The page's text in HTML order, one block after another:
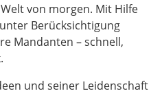
von morgen. Mit Hilfe
Berücksichtigung
Mandanten – schnell,
und seiner Leidenschaft